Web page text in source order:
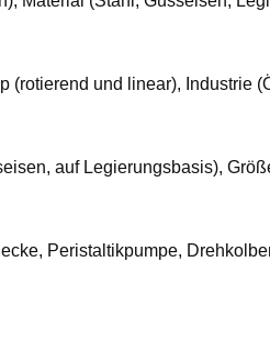
und linear), Industrie
auf Legierungsbasis),
Peristaltikpumpe,